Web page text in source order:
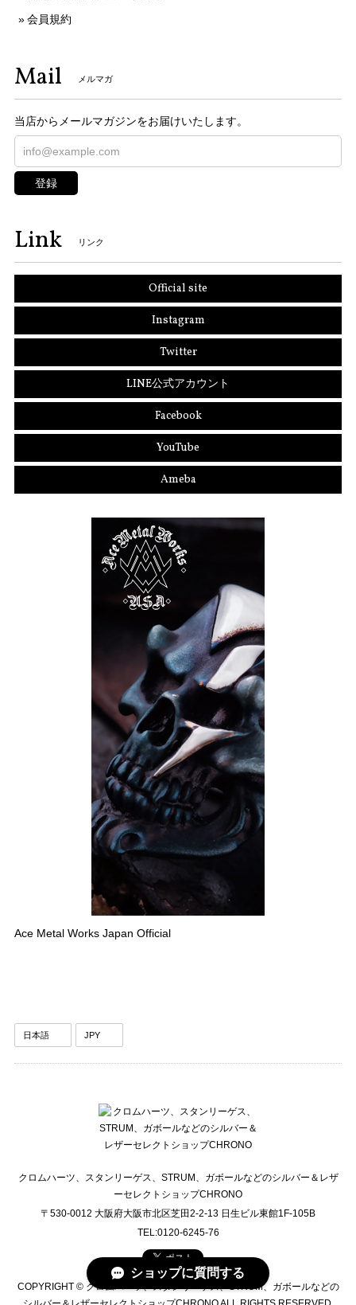
会員規約
Mail メルマガ
当店からメールマガジンをお届けいたします。
登録
Link リンク
Official site
Instagram
Twitter
LINE公式アカウント
Facebook
YouTube
Ameba
Ace Metal Works Japan Official
クロムハーツ、スタンリーゲス、STRUM、ガボールなどのシルバー＆レザ
ーセレクトショップCHRONO
〒530-0012 大阪府大阪市北区芝田2-2-13 日生ビル東館1F-105B
TEL:0120-6245-76
COPYRIGHT © クロムハーツ、スタンリーゲス、STRUM、ガボールなどの
ショップに質問する